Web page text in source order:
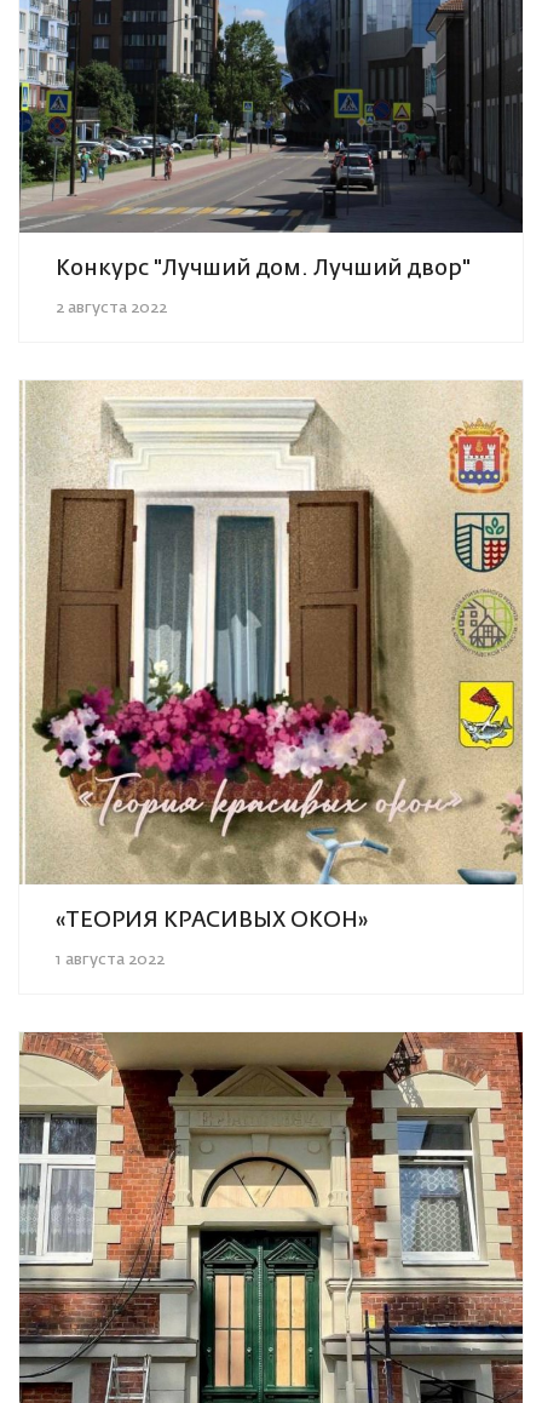
Конкурс "Лучший дом. Лучший двор"
2 августа 2022
«ТЕОРИЯ КРАСИВЫХ ОКОН»
1 августа 2022